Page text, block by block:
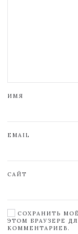
ИМЯ
EMAIL
САЙТ
СОХРАНИТЬ
ЭТОМ БРАУЗЕРЕ
КОММЕНТАРИЕВ.